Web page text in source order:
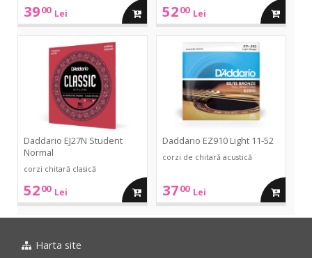
3900 Lei adauga 5200 Lei adauga
Student
Daddario EJ27N Student
Normal
corzi chitară clasică
5200 Lei adauga
in
Daddario EZ910 Light 11-52
corzi de chitară acustică
3700 Lei adauga
in
Harta site